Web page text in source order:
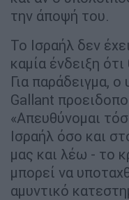
την άποψή του.
Το Ισραήλ δεν
καμία ένδειξη
Για παράδειγμα,
Gallant
«Απευθύνομαι
Ισραήλ όσο και
μας και λέω - το
μπορεί να
αμυντικό